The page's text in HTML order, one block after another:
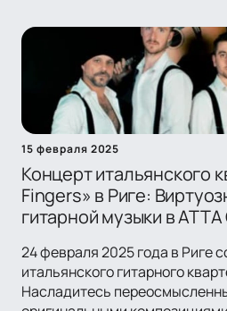
15 февраля 2025
Концерт итальянского
Fingers» в Риге:
гитарной музыки в
24 февраля 2025 года в Риге
итальянского гитарного
Насладитесь